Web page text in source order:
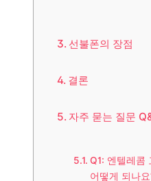
선불폰의 장점
결론
자주 묻는 질문
Q1: 엔텔레콤
어떻게 되나